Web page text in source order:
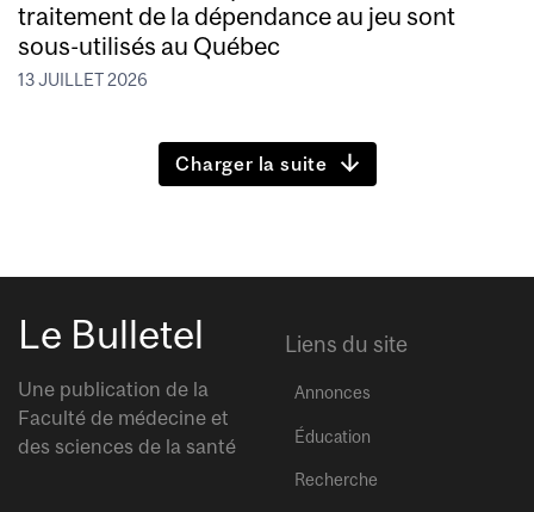
traitement de la dépendance au jeu sont
sous-utilisés au Québec
13 JUILLET 2026
Charger la suite
Le Bulletel
Une publication de la
Faculté de médecine et
des sciences de la santé
Liens du site
Annonces
Éducation
Recherche